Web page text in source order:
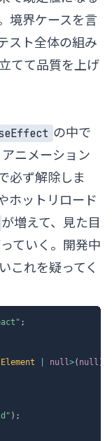
境界ケースを言
スト全体の組み
てて品質を上げ
の中で
ニメーション
必ず解除しま
ホットリロード
が増えて、見た目
ていく。開発中
これを疑ってく
;
null>( null )
) ;